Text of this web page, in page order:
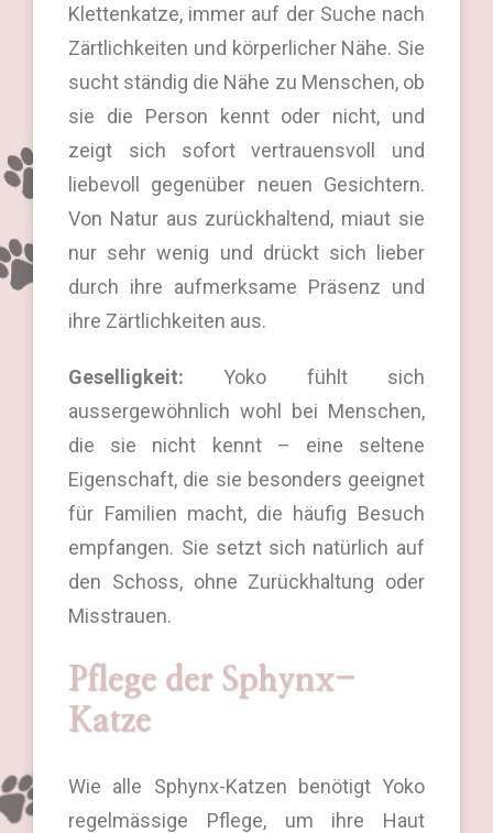
Klettenkatze, immer auf der Suche nach
Zärtlichkeiten und körperlicher Nähe. Sie
sucht ständig die Nähe zu Menschen, ob
sie die Person kennt oder nicht, und
zeigt sich sofort vertrauensvoll und
liebevoll gegenüber neuen Gesichtern.
Von Natur aus zurückhaltend, miaut sie
nur sehr wenig und drückt sich lieber
durch ihre aufmerksame Präsenz und
ihre Zärtlichkeiten aus.
Geselligkeit: Yoko fühlt sich
aussergewöhnlich wohl bei Menschen,
die sie nicht kennt – eine seltene
Eigenschaft, die sie besonders geeignet
für Familien macht, die häufig Besuch
empfangen. Sie setzt sich natürlich auf
den Schoss, ohne Zurückhaltung oder
Misstrauen.
Pflege der Sphynx-
Katze
Wie alle Sphynx-Katzen benötigt Yoko
regelmässige Pflege, um ihre Haut